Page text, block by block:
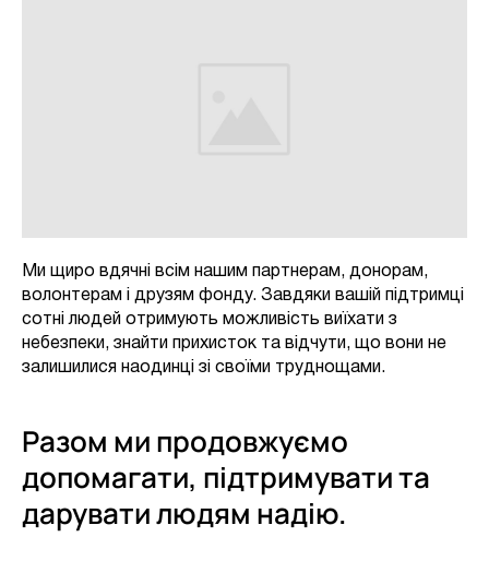
Ми щиро вдячні всім нашим партнерам, донорам,
волонтерам і друзям фонду. Завдяки вашій підтримці
сотні людей отримують можливість виїхати з
небезпеки, знайти прихисток та відчути, що вони не
залишилися наодинці зі своїми труднощами.
Разом ми продовжуємо
допомагати, підтримувати та
дарувати людям надію.